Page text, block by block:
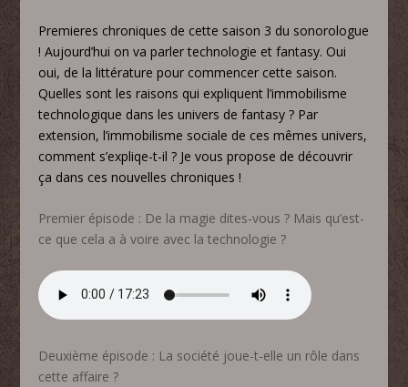
Premieres chroniques de cette saison 3 du sonorologue
! Aujourd’hui on va parler technologie et fantasy. Oui
oui, de la littérature pour commencer cette saison.
Quelles sont les raisons qui expliquent l’immobilisme
technologique dans les univers de fantasy ? Par
extension, l’immobilisme sociale de ces mêmes univers,
comment s’expliqe-t-il ? Je vous propose de découvrir
ça dans ces nouvelles chroniques !
Premier épisode : De la magie dites-vous ? Mais qu’est-
ce que cela a à voire avec la technologie ?
Deuxième épisode : La société joue-t-elle un rôle dans
cette affaire ?